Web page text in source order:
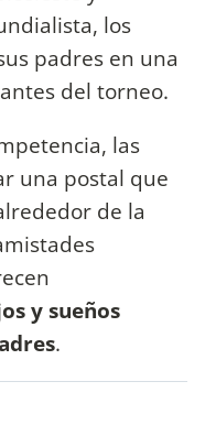
los
padres en una
del torneo.
las
una postal que
de la
y sueños
.